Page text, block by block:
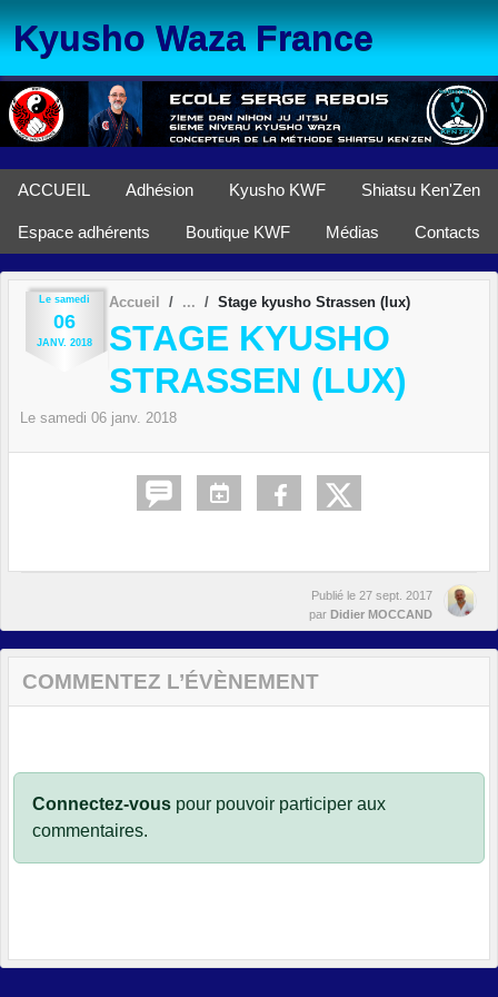
Kyusho Waza France
ACCUEIL Adhésion Kyusho KWF Shiatsu Ken'Zen
Espace adhérents Boutique KWF Médias Contacts
Le samedi
06
JANV. 2018
Accueil Stage kyusho Strassen (lux)
STAGE KYUSHO
STRASSEN (LUX)
Le samedi 06 janv. 2018
Publié le 27 sept. 2017
par Didier MOCCAND
COMMENTEZ L’ÉVÈNEMENT
Connectez-vous pour pouvoir participer aux
commentaires.